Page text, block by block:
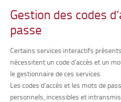
Gestion des codes
passe
Certains services interactifs
nécessitent un code d’accès et un
le gestionnaire de ces services.
Les codes d’accès et les mots de
personnels, incessibles et